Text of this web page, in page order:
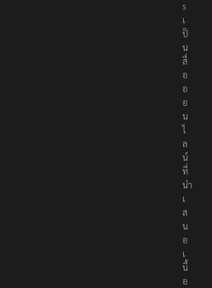
s
เ
ป็
น
สื่
อ
อ
อ
น
ไ
ล
น์
ที่
นำ
เ
ส
น
อ
เ
นื้
อ